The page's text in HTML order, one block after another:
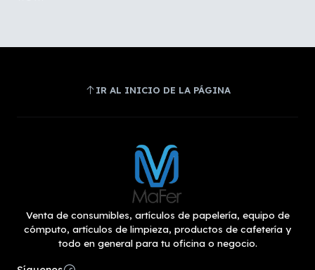
IR AL INICIO DE LA PÁGINA
Venta de consumibles, artículos de papelería, equipo de
cómputo, artículos de limpieza, productos de cafetería y
todo en general para tu oficina o negocio.